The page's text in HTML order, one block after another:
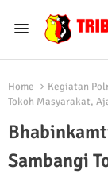
Home Kegiatan
Tokoh Masyarakat,
Sambangi